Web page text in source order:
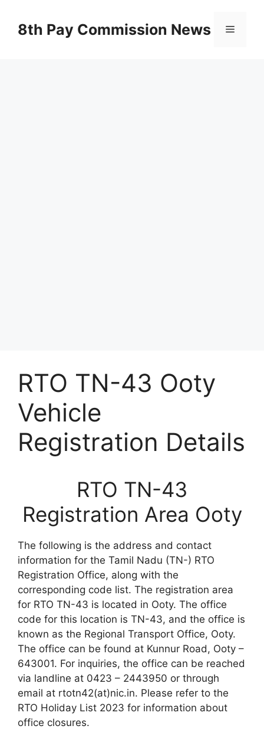
content8th Pay Commission News Menu
RTO TN-43 Ooty
Vehicle
Registration Details
RTO TN-43
Registration Area Ooty
The following is the address and contact
information for the Tamil Nadu (TN-) RTO
Registration Office, along with the
corresponding code list. The registration area
for RTO TN-43 is located in Ooty. The office
code for this location is TN-43, and the office is
known as the Regional Transport Office, Ooty.
The office can be found at Kunnur Road, Ooty –
643001. For inquiries, the office can be reached
via landline at 0423 – 2443950 or through
email at rtotn42(at)nic.in. Please refer to the
RTO Holiday List 2023 for information about
office closures.